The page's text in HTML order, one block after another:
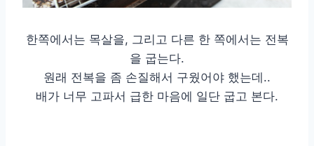
한쪽에서는 목살을, 그리고 다른 한 쪽에서는 전복
을 굽는다.
원래 전복을 좀 손질해서 구웠어야 했는데..
배가 너무 고파서 급한 마음에 일단 굽고 본다.